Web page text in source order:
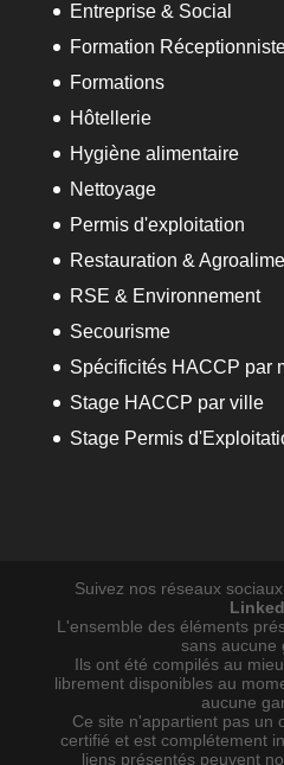
Entreprise & Social
Formation
Formations
Hôtellerie
Hygiène alimentaire
Nettoyage
Permis d'exploitation
Restauration &
RSE & Environnement
Secourisme
Spécificités HACCP par
Stage HACCP par ville
Stage Permis
Suivez nos réseaux
L'ensemble des éléments
sans aucune
Ils ont été compilés au
librement disponibles au
aucune
Ce site n'appartient pas un
certifié et est complétement
liens présentés peuvent